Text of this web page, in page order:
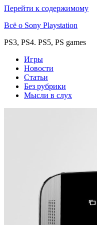
Перейти к содержимому
Всё о Sony Playstation
PS3, PS4. PS5, PS games
Игры
Новости
Статьи
Без рубрики
Мысли в слух